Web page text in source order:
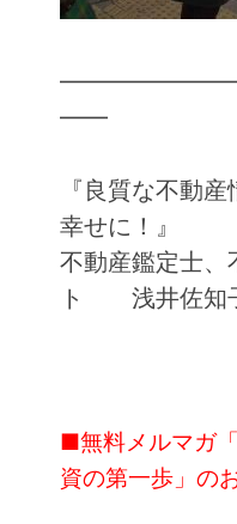
━━
『良質な不動
幸せに！』
不動産鑑定士、
ト 浅井佐知
■無料メルマガ
資の第一歩」の